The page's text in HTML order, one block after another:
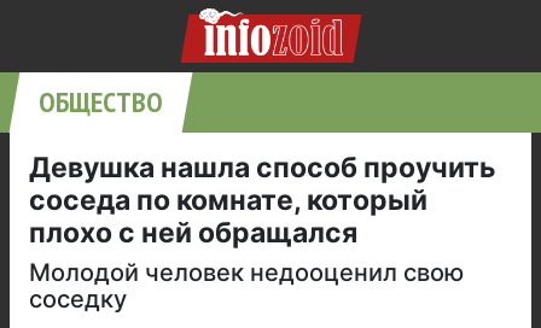
ОБЩЕСТВО
Девушка нашла способ проучить
соседа по комнате, который
плохо с ней обращался
Молодой человек недооценил свою
соседку